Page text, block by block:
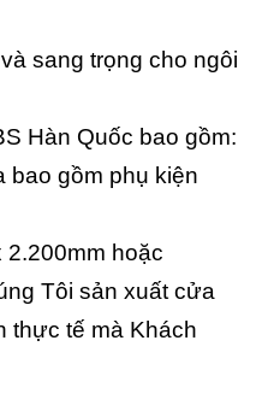
sang trọng cho ngôi
Hàn Quốc bao gồm:
bao gồm phụ kiện
hoặc
Tôi sản xuất cửa
thực tế mà Khách